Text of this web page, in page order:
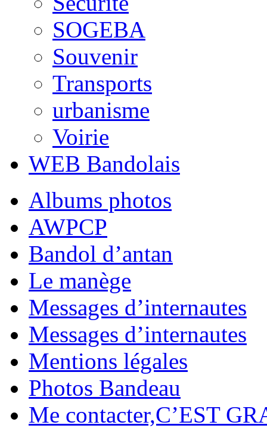
SOGEBA
Souvenir
Transports
urbanisme
Voirie
WEB Bandolais
Albums photos
AWPCP
Bandol d’antan
Le manège
Messages d’internautes
Messages d’internautes
Mentions légales
Photos Bandeau
Me contacter,C’EST